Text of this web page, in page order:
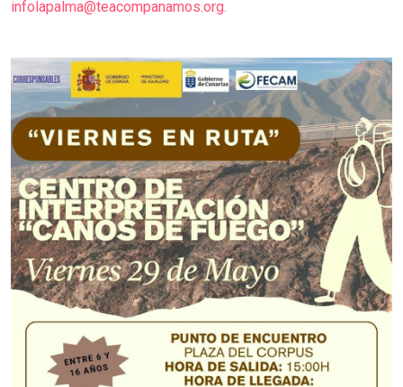
infolapalma@teacompanamos.org.